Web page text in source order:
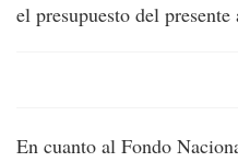
el presupuesto del presente
En cuanto al Fondo